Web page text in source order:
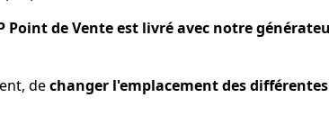
Point de Vente est livré avec notre
dechanger l'emplacement des